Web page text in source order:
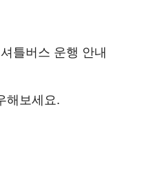
틀버스 운행 안내
해보세요.